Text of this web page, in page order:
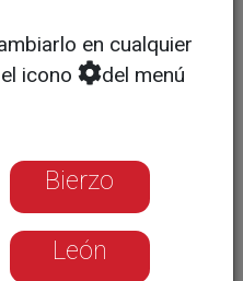
en cualquier
icono
del menú
Bierzo
León